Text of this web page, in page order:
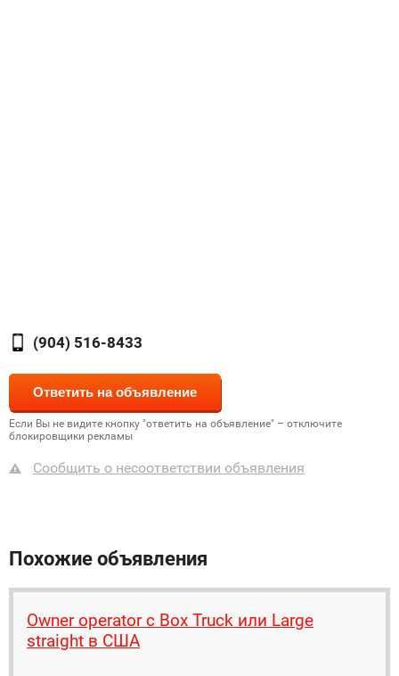
(904) 516-8433
Если Вы не видите кнопку "ответить на объявление" – отключите
блокировщики рекламы
Сообщить о несоответствии объявления
Похожие объявления
Owner operator с Box Truck или Large
straight в США